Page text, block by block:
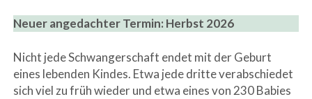
Neuer angedachter Termin: Herbst 2026
Nicht jede Schwangerschaft endet mit der Geburt
eines lebenden Kindes. Etwa jede dritte verabschiedet
sich viel zu früh wieder und etwa eines von 230 Babies